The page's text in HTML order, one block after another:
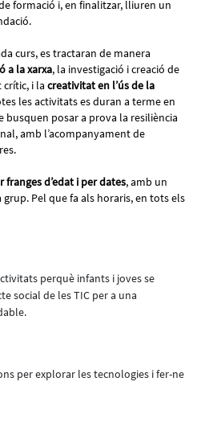
formació i, en finalitzar, lliuren un
curs, es tractaran de manera
a la xarxa, la investigació i creació de
i la creativitat en l’ús de la
les activitats es duran a terme en
posar a prova la resiliència
amb l’acompanyament de
franges d’edat i per dates, amb un
Pel que fa als horaris, en tots els
perquè infants i joves se
social de les TIC per a una
per explorar les tecnologies i fer-ne